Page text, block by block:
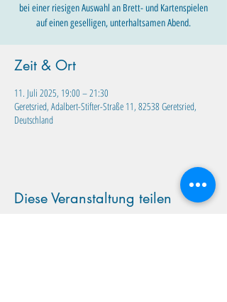
bei einer riesigen Auswahl an Brett- und Kartenspielen
auf einen geselligen, unterhaltsamen Abend.
Zeit & Ort
11. Juli 2025, 19:00 – 21:30
Geretsried, Adalbert-Stifter-Straße 11, 82538 Geretsried,
Deutschland
Diese Veranstaltung teilen